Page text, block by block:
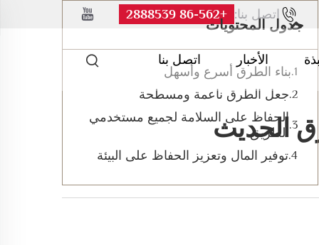
اتصل بنا: +86-562 2888539
الأخبار اتصل بنا
الحديث
جدول المحتويات
بناء الطرق أسرع وأسهل
جعل الطرق ناعمة ومسطحة
الحفاظ على السلامة لجميع مستخدمي
الطريق
توفير المال وتعزيز الحفاظ على البيئة